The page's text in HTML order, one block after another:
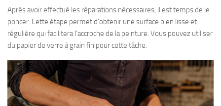
Après avoir effectué les réparations nécessaires, il est temps de le
poncer. Cette étape permet d’obtenir une surface bien lisse et
régulière qui facilitera l’accroche de la peinture. Vous pouvez utiliser
du papier de verre à grain fin pour cette tâche.